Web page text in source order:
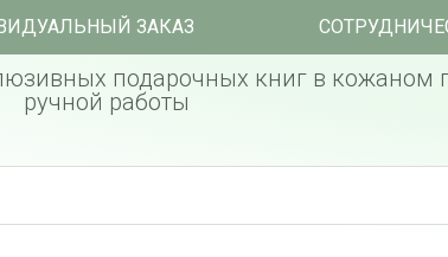
ЗАКАЗ
подарочных книг в кожаном
ручной работы